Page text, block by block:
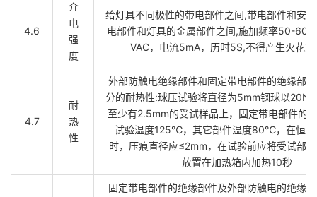
4.6
介
电
强
度
给灯具不同极性的带电部件之间,带电部件和安
电部件和灯具的金属部件之间,施加频率50-
VAC，电流5mA，历时5S,不得产生火花或
4.7
耐
热
性
外部防触电绝缘部件和固定带电部件的绝缘部
分的耐热性:球压试验将直径为5mm钢球以20N
至少有2.5mm的受试样品上，固定带电部件的
试验温度125℃，其它部件温度80℃，在恒温
时，压痕直径应≤2mm，在试验前应将受试部
放置在加热箱内加热10秒
固定带电部件的绝缘部件及外部防触电的绝缘